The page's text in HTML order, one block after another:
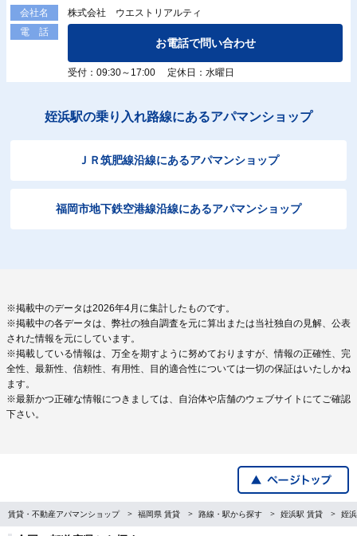
会社名
株式会社 ウエストリアルティ
電 話
お電話で問い合わせ
受付：09:30～17:00 定休日：水曜日
姪浜駅の乗り入れ路線にあるアパマンショップ
ＪＲ筑肥線沿線にあるアパマンショップ
福岡市地下鉄空港線沿線にあるアパマンショップ
※掲載中のデータは2026年4月に集計したものです。
※掲載中の各データは、弊社の独自調査を元に算出または当社独自の見解、公表
された情報を元にしています。
※掲載している情報は、万全を期すように努めておりますが、情報の正確性、完
全性、最新性、信頼性、有用性、目的適合性については一切の保証はいたしかね
ます。
※最新かつ正確な情報につきましては、自治体や店舗のウェブサイトにてご確認
下さい。
賃貸・不動産アパマンショップ 福岡県 賃貸 路線・駅から探す 姪浜駅 賃貸 姪